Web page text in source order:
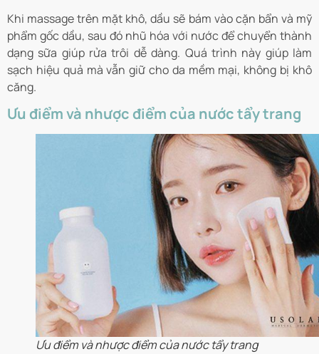
Khi massage trên mặt khô, dầu sẽ bám vào cặn bẩn và mỹ
phẩm gốc dầu, sau đó nhũ hóa với nước để chuyển thành
dạng sữa giúp rửa trôi dễ dàng. Quá trình này giúp làm
sạch hiệu quả mà vẫn giữ cho da mềm mại, không bị khô
căng.
Ưu điểm và nhược điểm của nước tẩy trang
Ưu điểm và nhược điểm của nước tẩy trang